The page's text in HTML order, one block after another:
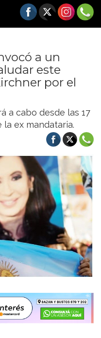
a un
este
por el
a cabo desde las 17
ex mandataria.